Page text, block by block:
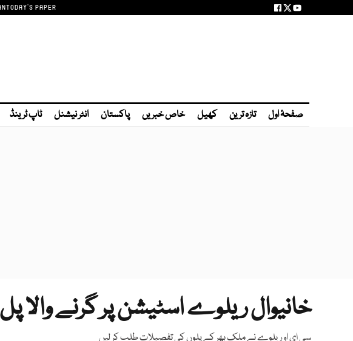
TODAY'S PAPER
صفحۂ اول تازہ ترین کھیل خاص خبریں پاکستان انٹر نیشنل ٹاپ ٹرینڈ
خانیوال ریلوے اسٹیشن پر گرنے والا پل 160 سال پرانا تھا
سی ای او ریلوے نے ملک بھر کے پلوں کی تفصیلات طلب کر لیں